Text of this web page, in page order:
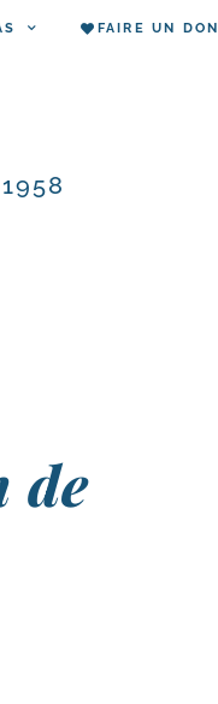
FAIRE UN DON
de